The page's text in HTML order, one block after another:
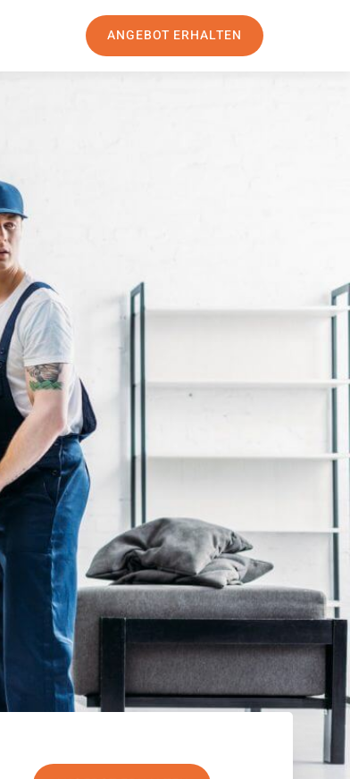
ANGEBOT ERHALTEN